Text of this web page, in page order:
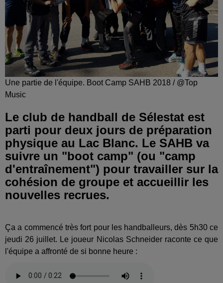
Une partie de l'équipe. Boot Camp SAHB 2018 / @Top
Music
Le club de handball de Sélestat est
parti pour deux jours de préparation
physique au Lac Blanc. Le SAHB va
suivre un "boot camp" (ou "camp
d'entraînement") pour travailler sur la
cohésion de groupe et accueillir les
nouvelles recrues.
Ça a commencé très fort pour les handballeurs, dès 5h30 ce
jeudi 26 juillet. Le joueur Nicolas Schneider raconte ce que
l'équipe a affronté de si bonne heure :